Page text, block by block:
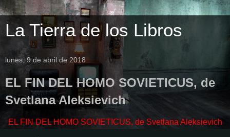
La Tierra de los Libros
lunes, 9 de abril de 2018
EL FIN DEL HOMO SOVIETICUS, de
Svetlana Aleksievich
EL FIN DEL HOMO SOVIETICUS, de Svetlana Aleksievich